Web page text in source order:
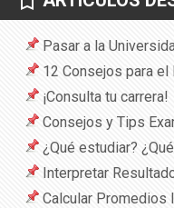
Pasar a la
12 Consejos para el
¡Consulta tu carrera!
Consejos y Tips
¿Qué estudiar?
Interpretar
Calcular Promedios